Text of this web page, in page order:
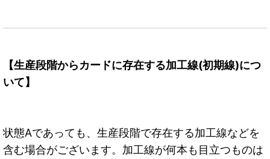
【生産段階からカードに存在する加工線(初期線)につ
いて】
状態Aであっても、生産段階で存在する加工線などを
含む場合がございます。加工線が何本も目立つものは